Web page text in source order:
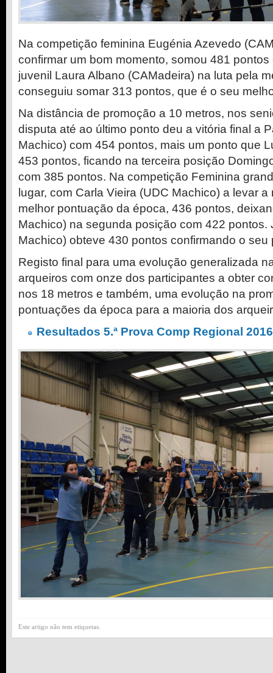
Na competição feminina Eugénia Azevedo
confirmar um bom momento, somou 481 pontos
juvenil Laura Albano (CAMadeira) na luta pela
conseguiu somar 313 pontos, que é o seu
Na distância de promoção a 10 metros, nos
disputa até ao último ponto deu a vitória final a
Machico) com 454 pontos, mais um ponto que
453 pontos, ficando na terceira posição
com 385 pontos. Na competição Feminina
lugar, com Carla Vieira (UDC Machico) a levar
melhor pontuação da época, 436 pontos,
Machico) na segunda posição com 422 pontos.
Machico) obteve 430 pontos confirmando o seu
Registo final para uma evolução generalizada
arqueiros com onze dos participantes a obter
nos 18 metros e também, uma evolução na
pontuações da época para a maioria dos
Resultados 5.ª Prova Comp Regional
Este artigo não tem etiquetas.